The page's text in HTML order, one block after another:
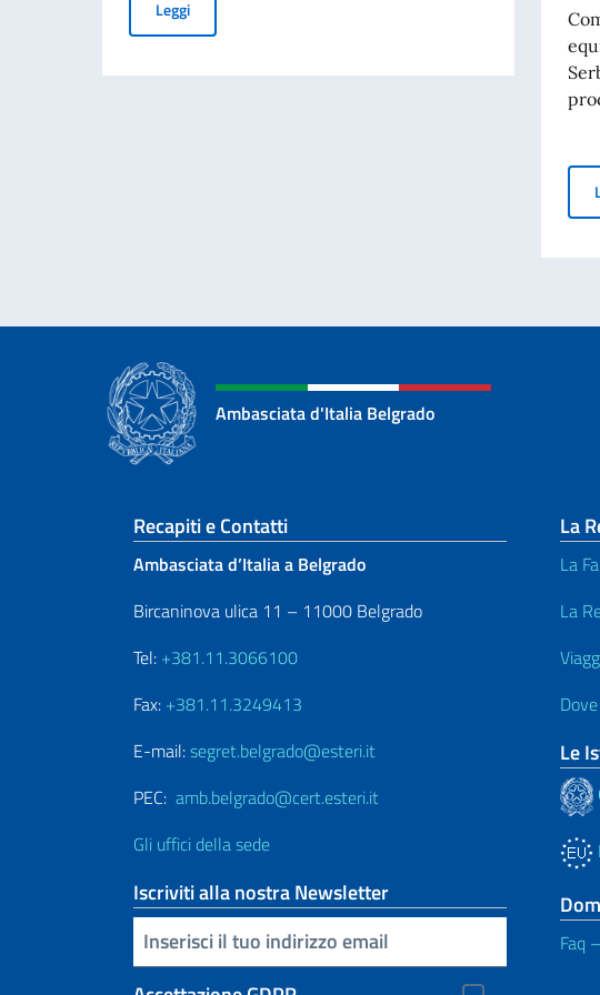
LeggiPUBBLICAZIONE BANDO BALCANI 2026: CONTRIBUTI A
Ambasciata d'Italia Belgrado
Sezione footer
Recapiti e Contatti
Ambasciata d’Italia a Belgrado
Bircaninova ulica 11 – 11000 Belgrado
Tel: +381.11.3066100
Fax: +381.11.3249413
E-mail:segret.belgrado@esteri.it
PEC: amb.belgrado@cert.esteri.it
Gli uffici della sede
Iscriviti alla nostra Newsletter
Inserisci la tua email
La
La
La
Le
Faq